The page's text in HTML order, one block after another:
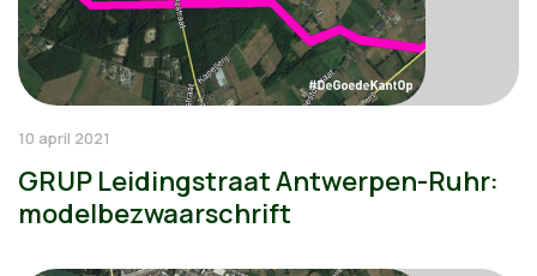
10 april 2021
GRUP Leidingstraat Antwerpen-Ruhr:
modelbezwaarschrift